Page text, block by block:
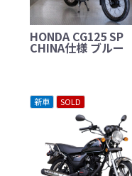
HONDA CG125 SP
CHINA仕様 ブルー
新車 SOLD